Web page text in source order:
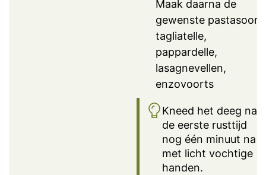
Maak daarna de
gewenste pastasoort:
tagliatelle,
pappardelle,
lasagnevellen,
enzovoorts
Kneed het deeg na
de eerste rusttijd
nog één minuut na
met licht vochtige
handen.